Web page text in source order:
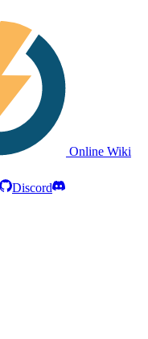
Online Wiki
Discord